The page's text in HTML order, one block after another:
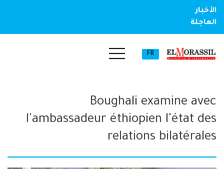
الأخبار
العاجلة
FR
Boughali examine avec
l'ambassadeur éthiopien l'état des
relations bilatérales